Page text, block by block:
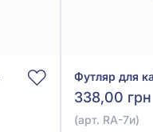
Футляр для
338,00 грн
(арт. RA-7и)